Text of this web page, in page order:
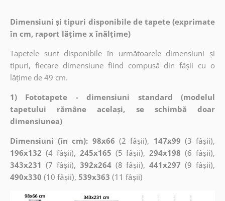
Dimensiuni și tipuri disponibile de tapete (exprimate
în cm, raport lățime x înălțime)
Tapetele sunt disponibile în următoarele dimensiuni și
tipuri, fiecare dimensiune fiind compusă din fâșii cu o
lățime de 49 cm.
1) Fototapete - dimensiuni standard (modelul
tapetului rămâne același, se schimbă doar
dimensiunea)
Dimensiuni (în cm): 98x66 (2 fâșii), 147x99 (3 fâșii),
196x132 (4 fâșii), 245x165 (5 fâșii),294x198 (6 fâșii),
343x231 (7 fâșii), 392x264(8 fâșii),441x297 (9 fâșii),
490x330 (10 fâșii), 539x363 (11 fâșii)